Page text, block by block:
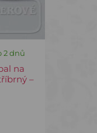
2 dnů
na
–